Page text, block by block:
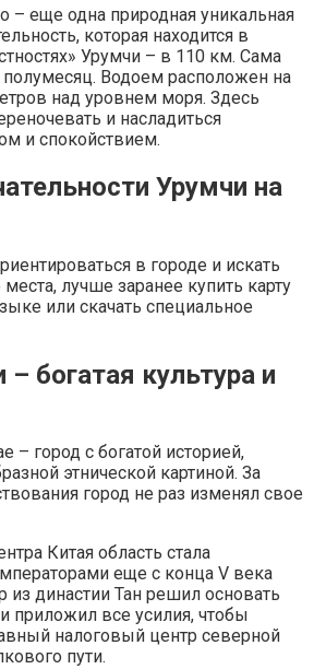
– еще одна природная уникальная
которая находится в
Урумчи – в 110 км. Сама
Водоем расположен на
над уровнем моря. Здесь
и насладиться
и спокойствием.
Урумчи на
в городе и искать
лучше заранее купить карту
или скачать специальное
богатая культура и
– город с богатой историей,
этнической картиной. За
город не раз изменял свое
Китая область стала
еще с конца V века
из династии Тан решил основать
приложил все усилия, чтобы
налоговый центр северной
пути.